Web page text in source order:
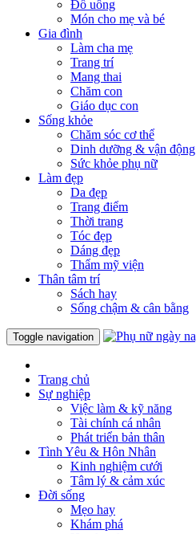
Đồ uống
Món cho mẹ và bé
Gia đình
Làm cha mẹ
Trang trí
Mang thai
Chăm con
Giáo dục con
Sống khỏe
Chăm sóc cơ thể
Dinh dưỡng & vận động
Sức khỏe phụ nữ
Làm đẹp
Da đẹp
Trang điểm
Thời trang
Tóc đẹp
Dáng đẹp
Thẩm mỹ viện
Thân tâm trí
Sách hay
Sống chậm & cân bằng
Toggle navigation
Trang chủ
Sự nghiệp
Việc làm & kỹ năng
Tài chính cá nhân
Phát triển bản thân
Tình Yêu & Hôn Nhân
Kinh nghiệm cưới
Tâm lý & cảm xúc
Đời sống
Mẹo hay
Khám phá